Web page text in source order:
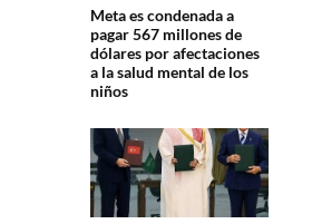
Meta es condenada a
pagar 567 millones de
dólares por afectaciones
a la salud mental de los
niños